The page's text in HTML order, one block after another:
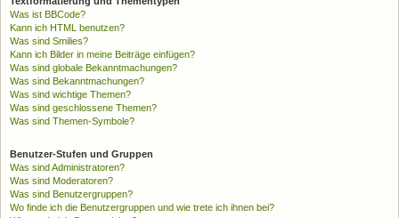
Was ist BBCode?
Kann ich HTML benutzen?
Was sind Smilies?
Kann ich Bilder in meine Beiträge einfügen?
Was sind globale Bekanntmachungen?
Was sind Bekanntmachungen?
Was sind wichtige Themen?
Was sind geschlossene Themen?
Was sind Themen-Symbole?
Benutzer-Stufen und Gruppen
Was sind Administratoren?
Was sind Moderatoren?
Was sind Benutzergruppen?
Wo finde ich die Benutzergruppen und wie trete ich ihnen bei?